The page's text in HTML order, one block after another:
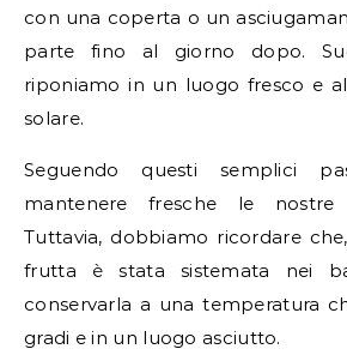
con una coperta o un
parte fino al giorno dopo.
riponiamo in un luogo fresco e
solare.
Seguendo questi semplici
mantenere fresche le
Tuttavia, dobbiamo ricordare
frutta è stata sistemata nei
conservarla a una temperatura
gradi e in un luogo asciutto.